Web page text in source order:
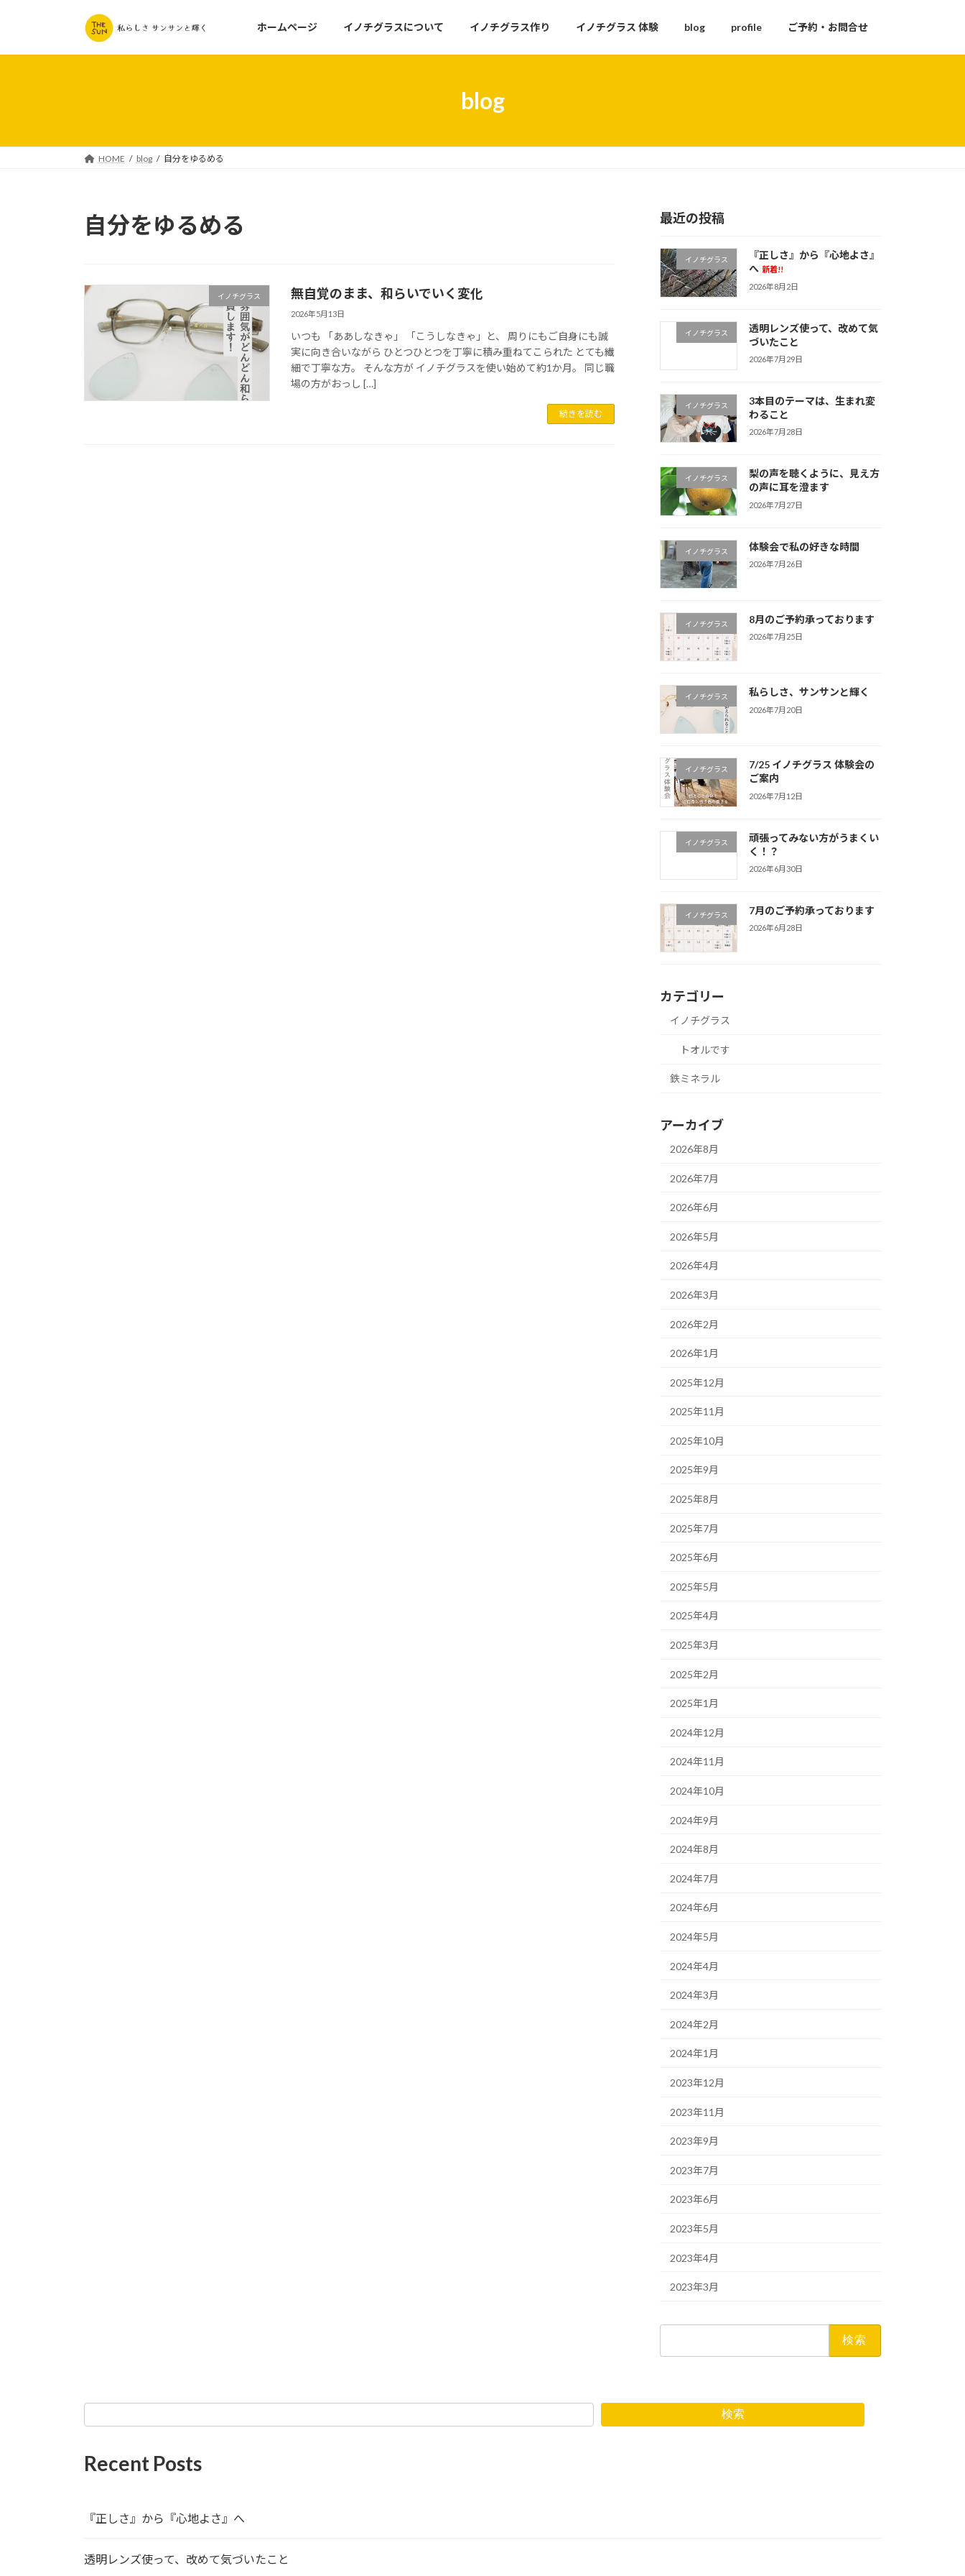
ッ
移
ホームページ イノチグラスについて イノチグラス作り イノチグラス 体験 blog profile ご予約・お問合せ
blog
HOME blog 自分をゆるめる
自分をゆるめる
イノチグラス 無自覚のまま、和らいでいく変化
2026年5月13日
いつも 「ああしなきゃ」 「こうしなきゃ」と、 周りにもご自身にも誠
実に向き合いながら ひとつひとつを丁寧に積み重ねてこられた とても繊
細で丁寧な方。 そんな方が イノチグラスを使い始めて約1か月。 同じ職
場の方がおっし […]
続きを読む
最近の投稿
イノチグラス
『正しさ』から『心地よさ』
へ 新着!!
2026年8月2日
イノチグラス
透明レンズ使って、改めて気
づいたこと
2026年7月29日
イノチグラス
3本目のテーマは、生まれ変
わること
2026年7月28日
イノチグラス
梨の声を聴くように、見え方
の声に耳を澄ます
2026年7月27日
イノチグラス 体験会で私の好きな時間
2026年7月26日
イノチグラス 8月のご予約承っております
2026年7月25日
イノチグラス 私らしさ、サンサンと輝く
2026年7月20日
イノチグラス
7/25 イノチグラス 体験会の
ご案内
2026年7月12日
イノチグラス
頑張ってみない方がうまくい
く！？
2026年6月30日
イノチグラス 7月のご予約承っております
2026年6月28日
カテゴリー
イノチグラス
トオルです
鉄ミネラル
アーカイブ
2026年8月
2026年7月
2026年6月
2026年5月
2026年4月
2026年3月
2026年2月
2026年1月
2025年12月
2025年11月
2025年10月
2025年9月
2025年8月
2025年7月
2025年6月
2025年5月
2025年4月
2025年3月
2025年2月
2025年1月
2024年12月
2024年11月
2024年10月
2024年9月
2024年8月
2024年7月
2024年6月
2024年5月
2024年4月
2024年3月
2024年2月
2024年1月
2023年12月
2023年11月
2023年9月
2023年7月
2023年6月
2023年5月
2023年4月
2023年3月
検索
Recent Posts
『正しさ』から『心地よさ』へ
透明レンズ使って、改めて気づいたこと